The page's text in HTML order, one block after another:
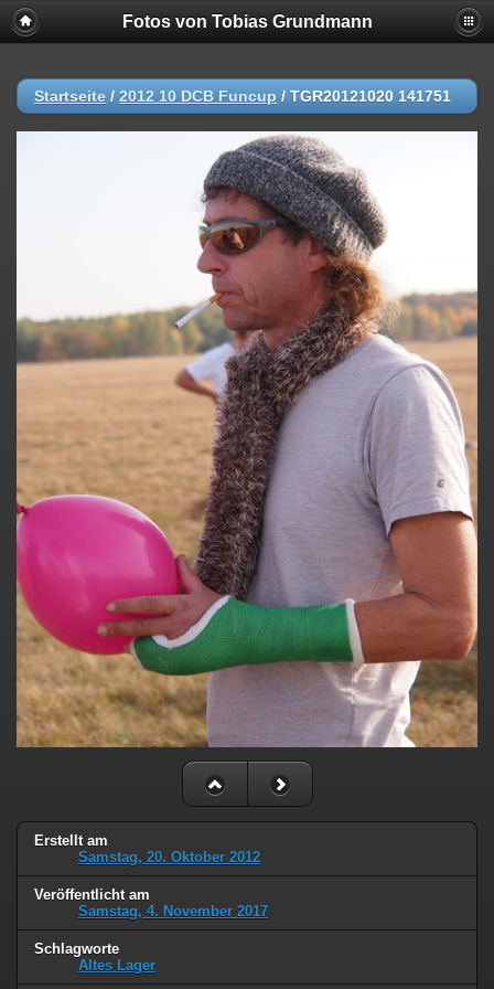
Fotos von Tobias Grundmann
Startseite / 2012 10 DCB Funcup / TGR20121020 141751
Erstellt am
Samstag, 20. Oktober 2012
Veröffentlicht am
Samstag, 4. November 2017
Schlagworte
Altes Lager